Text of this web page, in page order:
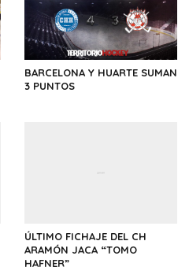
BARCELONA Y HUARTE SUMAN
3 PUNTOS
ÚLTIMO FICHAJE DEL CH
ARAMÓN JACA “TOMO
HAFNER”